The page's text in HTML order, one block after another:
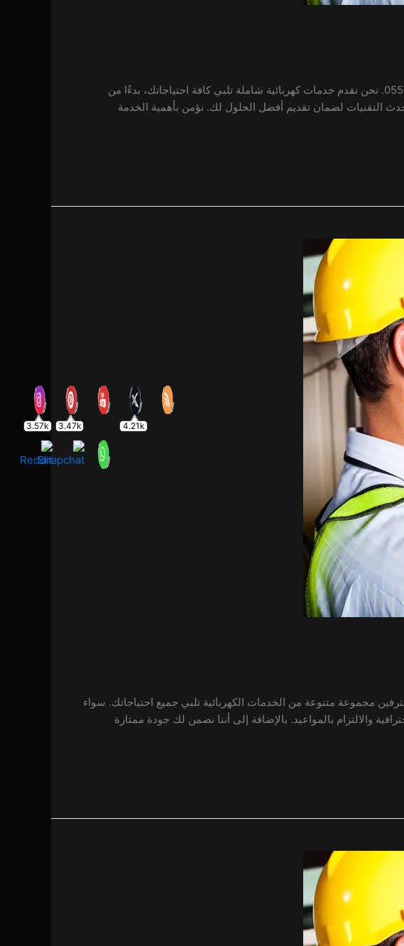
إذا كنت تبحث عن كهربائي متميز في منطقة مترو صلاح الدين، فلا تتردد في الاتصال بنا على الرقم 0557714476. نحن نقدم خدمات كهربائية شاملة تلبي كافة احتياجاتك، بدءًا من
التقنيات لضمان تقديم أفضل الحلول لك. نؤمن بأهمية الخدمة
مجموعة متنوعة من الخدمات الكهربائية تلبي جميع احتياجاتك. سواء
والالتزام بالمواعيد. بالإضافة إلى أننا نضمن لك جودة ممتازة